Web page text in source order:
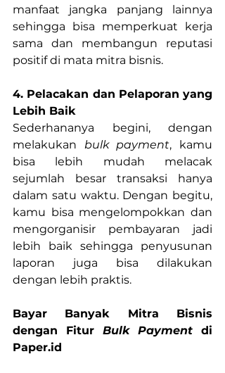
manfaat jangka panjang lainnya
sehingga bisa memperkuat kerja
sama dan membangun reputasi
positif di mata mitra bisnis.
4. Pelacakan dan Pelaporan yang
Lebih Baik
Sederhananya begini, dengan
melakukan bulk payment, kamu
bisa lebih mudah melacak
sejumlah besar transaksi hanya
dalam satu waktu. Dengan begitu,
kamu bisa mengelompokkan dan
mengorganisir pembayaran jadi
lebih baik sehingga penyusunan
laporan juga bisa dilakukan
dengan lebih praktis.
Bayar Banyak Mitra Bisnis
dengan Fitur Bulk Payment
Paper.id